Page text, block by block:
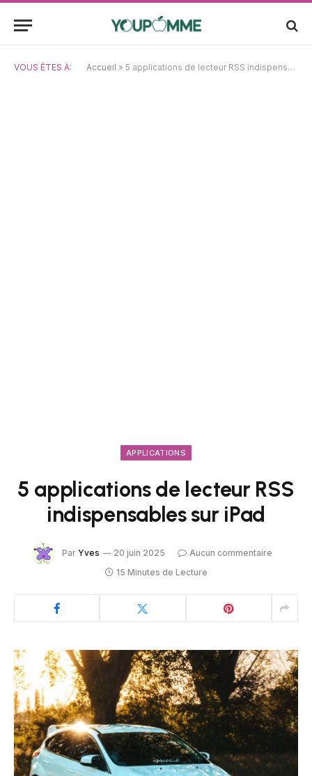
VOUS ÊTES À: Accueil » 5 applications de lecteur RSS indispensables sur iPad
APPLICATIONS
5 applications de lecteur RSS
indispensables sur iPad
Par Yves 20 juin 2025
Aucun commentaire
15 Minutes de Lecture